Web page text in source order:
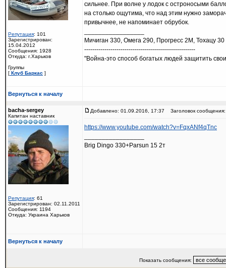
Репутация: 101
Зарегистрирован:
15.04.2012
Сообщения: 1928
Откуда: г.Харьков
Группы
[ Клуб Баркас ]
сильнее. При волне у лодок с остроносыми
на столько ощутима, что над этим нужно
привычнее, не напоминает обрубок.
Мичиган 330, Омега 290, Прогресс 2М, Тохацу 30
-------------------------------------------------------
"Война-это способ богатых людей защитить
Вернуться к началу
bacha-sergey
Капитан наставник
Репутация: 61
Зарегистрирован: 02.11.2011
Сообщения: 1194
Откуда: Украина Харьков
Добавлено: 01.09.2016, 17:37 Заголовок сообщения:
https://www.youtube.com/watch?v=FqxANf4qTnc
Brig Dingo 330+Parsun 15 2т
Вернуться к началу
Показать сообщения: